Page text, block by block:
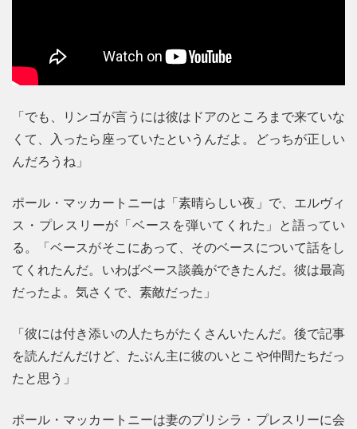
「でも、リンゴが言うには彼はドアのところまで来ていな
くて、入ったら座っていたというんだよ。どっちが正しい
んだろうね」
ポール・マッカートニーは「素晴らしい夜」で、エルヴィ
ス・プレスリーが「ベースを弾いてくれた」と語ってい
る。「ベースがそこにあって、そのベースについて話をし
てくれたんだ。いわばベース談義ができたんだ。彼は最高
だったよ。気さくで、素敵だった」
「彼には付き添いの人たちがたくさんいたんだ。後で記事
を読んだんだけど、たぶん主に彼のいとこや仲間たちだっ
たと思う」
ポール・マッカートニーは妻のプリシラ・プレスリーに会